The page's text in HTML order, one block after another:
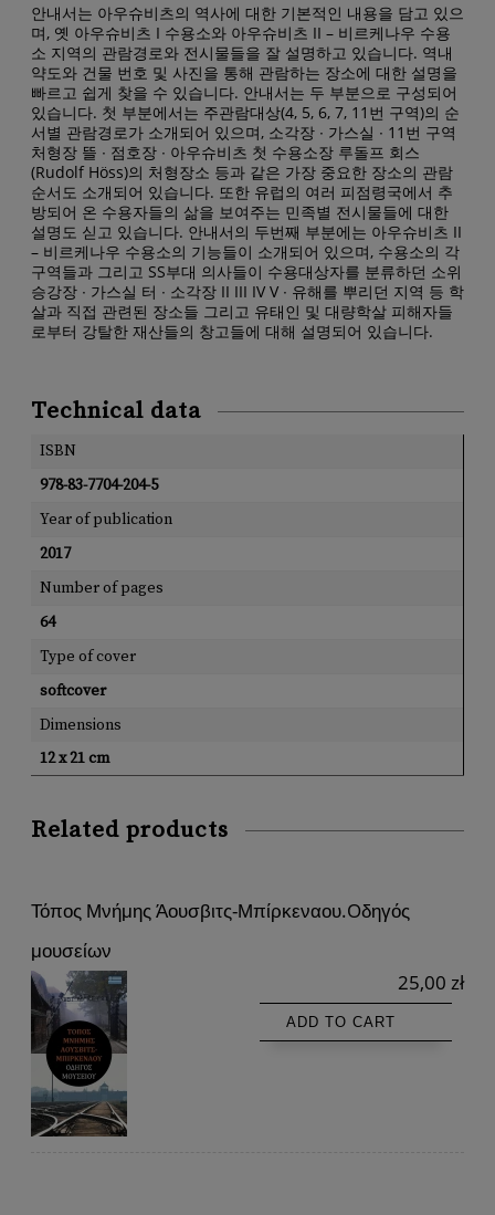
안내서는 아우슈비츠의 역사에 대한 기본적인 내용을 담고 있으
며, 옛 아우슈비츠 I 수용소와 아우슈비츠 II – 비르케나우 수용
소 지역의 관람경로와 전시물들을 잘 설명하고 있습니다. 역내
약도와 건물 번호 및 사진을 통해 관람하는 장소에 대한 설명을
빠르고 쉽게 찾을 수 있습니다. 안내서는 두 부분으로 구성되어
있습니다. 첫 부분에서는 주관람대상(4, 5, 6, 7, 11번 구역)의 순
서별 관람경로가 소개되어 있으며, 소각장 ∙ 가스실 ∙ 11번 구역
처형장 뜰 ∙ 점호장 ∙ 아우슈비츠 첫 수용소장 루돌프 회스
(Rudolf Höss)의 처형장소 등과 같은 가장 중요한 장소의 관람
순서도 소개되어 있습니다. 또한 유럽의 여러 피점령국에서 추
방되어 온 수용자들의 삶을 보여주는 민족별 전시물들에 대한
설명도 싣고 있습니다. 안내서의 두번째 부분에는 아우슈비츠 II
– 비르케나우 수용소의 기능들이 소개되어 있으며, 수용소의 각
구역들과 그리고 SS부대 의사들이 수용대상자를 분류하던 소위
승강장 ∙ 가스실 터 ∙ 소각장 II III IV V ∙ 유해를 뿌리던 지역 등 학
살과 직접 관련된 장소들 그리고 유태인 및 대량학살 피해자들
로부터 강탈한 재산들의 창고들에 대해 설명되어 있습니다.
Technical data
ISBN
978-83-7704-204-5
Year of publication
2017
Number of pages
64
Type of cover
softcover
Dimensions
12 x 21 cm
Related products
Τόπος Μνήμης Άουσβιτς-Μπίρκεναου.Oδηγός
μουσείων
25,00 zł
ADD TO CART